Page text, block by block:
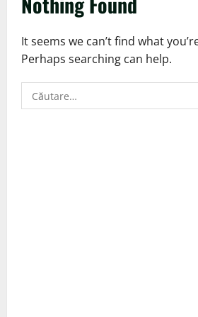
It seems we can’t find what
Perhaps searching can help.
Caută
după: